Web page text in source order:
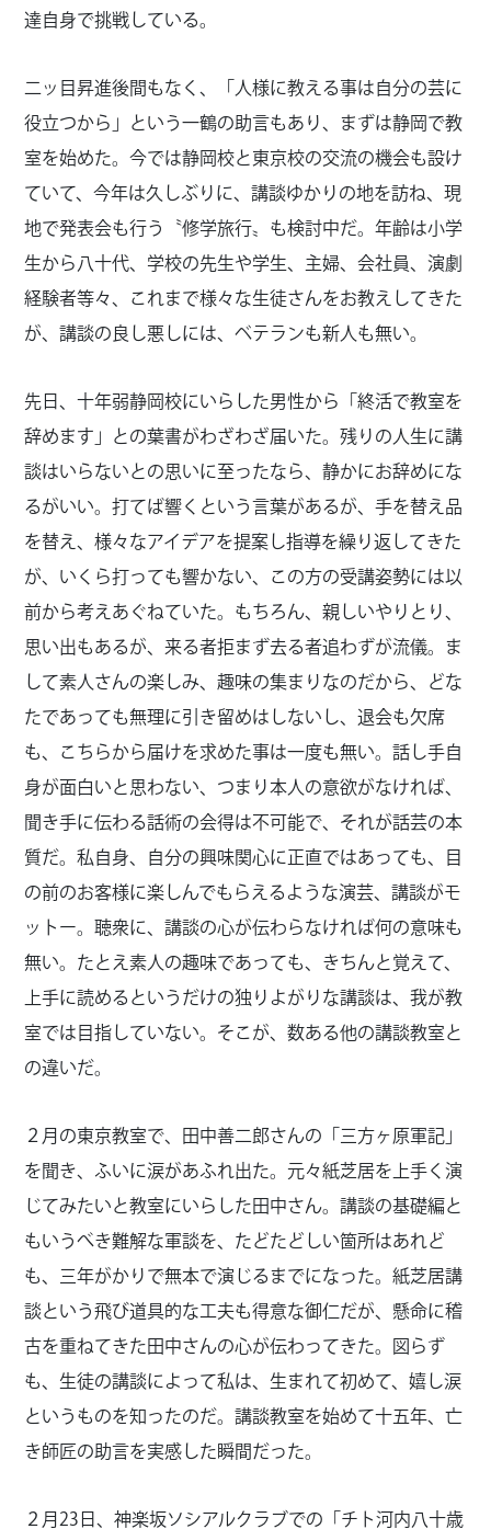
達自身で挑戦している。
二ッ目昇進後間もなく、「人様に教える事は自分の芸に
役立つから」という一鶴の助言もあり、まずは静岡で教
室を始めた。今では静岡校と東京校の交流の機会も設け
ていて、今年は久しぶりに、講談ゆかりの地を訪ね、現
地で発表会も行う〝修学旅行〟も検討中だ。年齢は小学
生から八十代、学校の先生や学生、主婦、会社員、演劇
経験者等々、これまで様々な生徒さんをお教えしてきた
が、講談の良し悪しには、ベテランも新人も無い。
先日、十年弱静岡校にいらした男性から「終活で教室を
辞めます」との葉書がわざわざ届いた。残りの人生に講
談はいらないとの思いに至ったなら、静かにお辞めにな
るがいい。打てば響くという言葉があるが、手を替え品
を替え、様々なアイデアを提案し指導を繰り返してきた
が、いくら打っても響かない、この方の受講姿勢には以
前から考えあぐねていた。もちろん、親しいやりとり、
思い出もあるが、来る者拒まず去る者追わずが流儀。ま
して素人さんの楽しみ、趣味の集まりなのだから、どな
たであっても無理に引き留めはしないし、退会も欠席
も、こちらから届けを求めた事は一度も無い。話し手自
身が面白いと思わない、つまり本人の意欲がなければ、
聞き手に伝わる話術の会得は不可能で、それが話芸の本
質だ。私自身、自分の興味関心に正直ではあっても、目
の前のお客様に楽しんでもらえるような演芸、講談がモ
ットー。聴衆に、講談の心が伝わらなければ何の意味も
無い。たとえ素人の趣味であっても、きちんと覚えて、
上手に読めるというだけの独りよがりな講談は、我が教
室では目指していない。そこが、数ある他の講談教室と
の違いだ。
２月の東京教室で、田中善二郎さんの「三方ヶ原軍記」
を聞き、ふいに涙があふれ出た。元々紙芝居を上手く演
じてみたいと教室にいらした田中さん。講談の基礎編と
もいうべき難解な軍談を、たどたどしい箇所はあれど
も、三年がかりで無本で演じるまでになった。紙芝居講
談という飛び道具的な工夫も得意な御仁だが、懸命に稽
古を重ねてきた田中さんの心が伝わってきた。図らず
も、生徒の講談によって私は、生まれて初めて、嬉し涙
というものを知ったのだ。講談教室を始めて十五年、亡
き師匠の助言を実感した瞬間だった。
２月23日、神楽坂ソシアルクラブでの「チト河内八十歳